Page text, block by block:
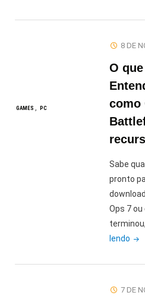
GAMES PC
8 DE
O
como
Sabe
pronto
Ops 7
lendo "O
é
7 DE